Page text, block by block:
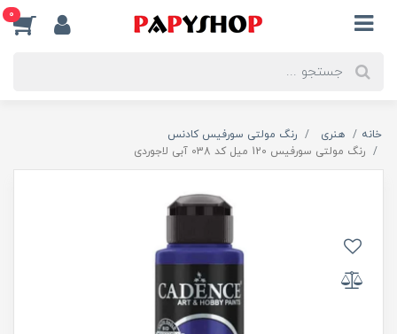
0
خانه هنری
رنگ مولتی سورفیس کادنس
رنگ مولتی سورفیس 120 میل کد 038 آبی لاجوردی